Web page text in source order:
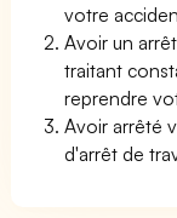
votre
Avoir un
traitant
reprendre
Avoir arrêté
d'arrêt de